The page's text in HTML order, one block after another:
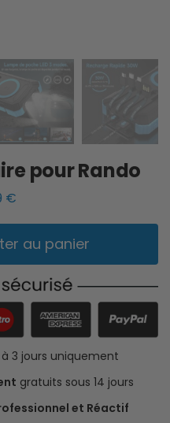
pour Rando
€
au panier
à 3 jours uniquement
gratuits sous 14 jours
et Réactif